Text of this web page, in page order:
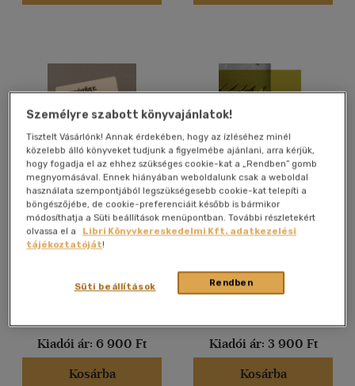
500 Ft - 2500 Ft(16299)
2500 Ft - 4500 Ft(8251)
4500 Ft felett (8644)
Korosztály szerint
Gyermek(8)
mind(7)
6 -10 év(3)
14 - 18 év(6)
mind(18)
Gyermek és ifjúsági
Igazságügy, államvédelem,
büntetés-végrehajtás.
Bank Barbara-Estók József
Kiadói ár: 6 900 Ft
Kosárba
A következő láncszem
Könyv
Kiadói ár: 3 900 Ft
Kosárba
Személyre szabott könyvajánlatok!
Tisztelt Vásárlónk! Annak érdekében, hogy az ízléséhez minél
közelebb álló könyveket tudjunk a figyelmébe ajánlani, arra kérjük,
hogy fogadja el az ehhez szükséges cookie-kat a „Rendben” gomb
megnyomásával. Ennek hiányában weboldalunk csak a weboldal
használata szempontjából legszükségesebb cookie-kat telepíti a
böngészőjébe, de cookie-preferenciáit később is bármikor
módosíthatja a Süti beállítások menüpontban. További részletekért
olvassa el a
Libri Könyvkereskedelmi Kft. adatkezelési
tájékoztatóját!
Rendben
Süti beállítások